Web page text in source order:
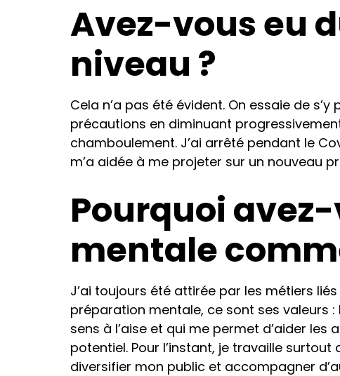
Avez-vous eu
niveau ?
Cela n’a pas été évident. On essaie de
précautions en diminuant
chamboulement. J’ai arrêté pendant le
m’a aidée à me projeter sur un nouveau
Pourquoi
mentale
J’ai toujours été attirée par les métiers
préparation mentale, ce sont ses valeurs
sens à l’aise et qui me permet d’aider
potentiel. Pour l’instant, je travaille surtout
diversifier mon public et accompagner